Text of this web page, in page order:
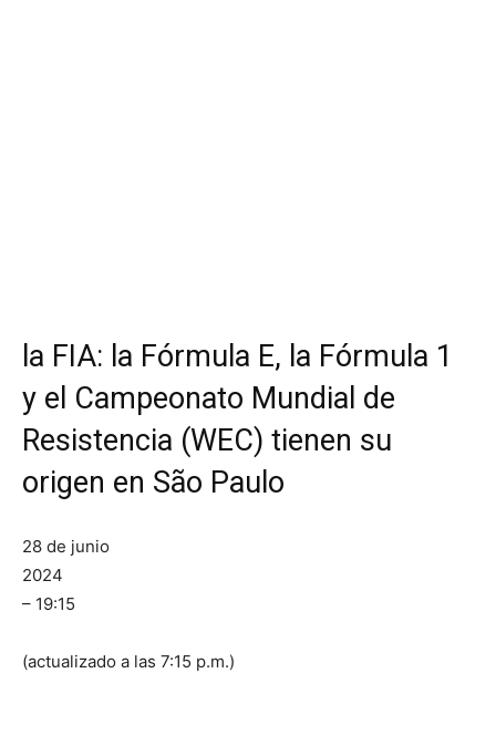
la FIA: la Fórmula E, la Fórmula 1
y el Campeonato Mundial de
Resistencia (WEC) tienen su
origen en São Paulo
28 de junio
2024
– 19:15
(actualizado a las 7:15 p.m.)